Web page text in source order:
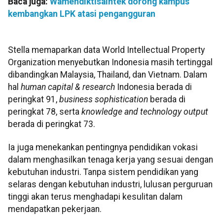
kembangkan LPK atasi pengangguran
Stella memaparkan data World Intellectual Property
Organization menyebutkan Indonesia masih tertinggal
dibandingkan Malaysia, Thailand, dan Vietnam. Dalam
hal human capital & research Indonesia berada di
peringkat 91, business sophistication berada di
peringkat 78, serta knowledge and technology output
berada di peringkat 73.
Ia juga menekankan pentingnya pendidikan vokasi
dalam menghasilkan tenaga kerja yang sesuai dengan
kebutuhan industri. Tanpa sistem pendidikan yang
selaras dengan kebutuhan industri, lulusan perguruan
tinggi akan terus menghadapi kesulitan dalam
mendapatkan pekerjaan.